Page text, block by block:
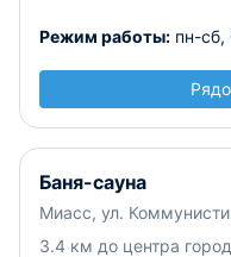
Режим работы: пн-сб,
Баня-сауна
Миасс, ул.
3.4 км до центра